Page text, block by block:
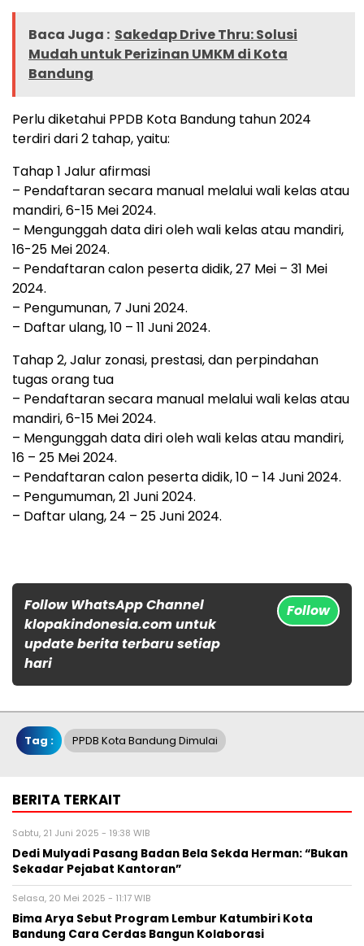
Baca Juga : Sakedap Drive Thru: Solusi
Mudah untuk Perizinan UMKM di Kota
Bandung
Perlu diketahui PPDB Kota Bandung tahun 2024
terdiri dari 2 tahap, yaitu:
Tahap 1 Jalur afirmasi
– Pendaftaran secara manual melalui wali kelas atau
mandiri, 6-15 Mei 2024.
– Mengunggah data diri oleh wali kelas atau mandiri,
16-25 Mei 2024.
– Pendaftaran calon peserta didik, 27 Mei – 31 Mei
2024.
– Pengumunan, 7 Juni 2024.
– Daftar ulang, 10 – 11 Juni 2024.
Tahap 2, Jalur zonasi, prestasi, dan perpindahan
tugas orang tua
– Pendaftaran secara manual melalui wali kelas atau
mandiri, 6-15 Mei 2024.
– Mengunggah data diri oleh wali kelas atau mandiri,
16 – 25 Mei 2024.
– Pendaftaran calon peserta didik, 10 – 14 Juni 2024.
– Pengumuman, 21 Juni 2024.
– Daftar ulang, 24 – 25 Juni 2024.
Follow WhatsApp Channel
klopakindonesia.com untuk
update berita terbaru setiap
hari
Follow
Tag : PPDB Kota Bandung Dimulai
BERITA TERKAIT
Sabtu, 21 Juni 2025 - 19:38 WIB
Dedi Mulyadi Pasang Badan Bela Sekda Herman: “Bukan
Sekadar Pejabat Kantoran”
Selasa, 20 Mei 2025 - 11:17 WIB
Bima Arya Sebut Program Lembur Katumbiri Kota
Bandung Cara Cerdas Bangun Kolaborasi